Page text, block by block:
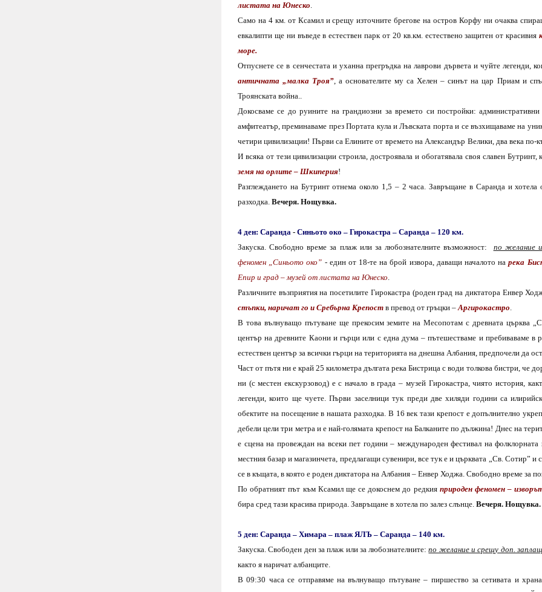
листата на Юнеско.
Само на 4 км. от Ксамил исрещу източните брегове на остров Корфу ни очаква
евкалипти ще ни въведе вестествен парк от 20 кв.км. естествено защитеноткрасивия
море.
Отпуснете се в сенчестата и уханна прегръдка на лаврови дървета и чуйтелегенди,
античната „малка Троя”, а основателите му саХелен – синътна цар Приам и
Троянската война..
Докосваме се до руините награндиозни за времето сипостройки:
амфитеатър,преминаваме презПортата кула и Лъвската портаи се възхищаваме на
четири цивилизации! Първи саЕлините от времето на Александър Велики, два века по-
И всяка от тези цивилизации строила, достроявала и обогатявала своя славен
земя на орлите – Шкиперия!
Разглеждането на Бутринт отнема около 1,5 – 2 часа. Завръщане в Саранда и хотела
разходка. Вечеря. Нощувка.
4 ден: Саранда - Синьото око – Гирокастра – Саранда – 120 км.
Закуска. Свободно време за плаж или за любознателните възможност:
по желание
феномен „Синьото око” - един от 18-те на брой извора, даващи началото на река
Епир и град – музей от листата на Юнеско.
Различните възприятия на посетилите Гирокастра (роден град на диктатора Енвер
стъпки, наричат го и Сребърна Крепост в превод от гръцки –Аргирокастро.
В това вълнуващо пътуване ще прекосим земите на Месопотам с древната църква
център на древните Каони и гърци или с една дума – пътешестваме и пребиваваме в
естествен център за всички гърци на територията на днешна Албания, предпочели да
Част от пътя ни е край 25 километра дългата река Бистрица с води толкова бистри, че
ни (с местен екскурзовод) е с начало в града – музей Гирокастра, чиято история,
легенди, които ще чуете. Първи заселници тук преди две хиляди години са
обектите на посещение в нашата разходка. В 16 век тази крепост е допълнително
дебели цели три метра и е най-голямата крепост на Балканите по дължина! Днес на
е сцена на провеждан на всеки пет години – международен фестивал на
местния базар и магазинчета, предлагащи сувенири, все тук е и църквата „Св.
се в къщата, в която е роден диктатора на Албания – Енвер Ходжа. Свободно време за
По обратният път към Ксамил ще се докоснем до редкия природен феномен –
бира сред тази красива природа. Завръщане в хотела по залез слънце. Вечеря. Нощувка.
5 ден: Саранда – Химара – плаж ЯЛЪ – Саранда – 140 км.
Закуска. Свободен ден за плаж или за любознателните:по желание и срещу доп.
както я наричат албанците.
В 09:30 часа се отправяме на вълнуващо пътуване – пиршество за сетивата и